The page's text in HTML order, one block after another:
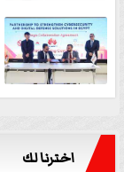
اخترنا لك